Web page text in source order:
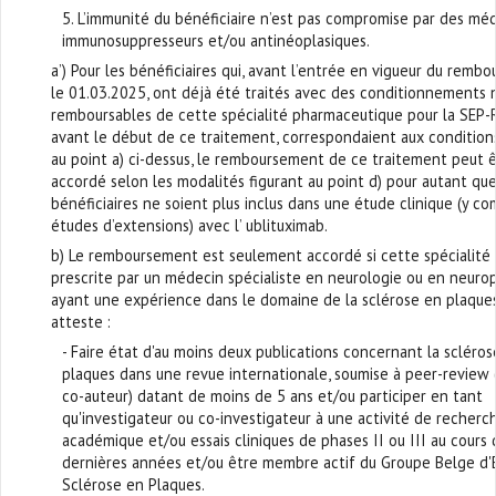
5. L’immunité du bénéficiaire n’est pas compromise par des
immunosuppresseurs et/ou antinéoplasiques.
a’) Pour les bénéficiaires qui, avant l’entrée en vigueur du
le 01.03.2025, ont déjà été traités avec des conditionnements
remboursables de cette spécialité pharmaceutique pour la SEP-
avant le début de ce traitement, correspondaient aux
au point a) ci-dessus, le remboursement de ce traitement peut
accordé selon les modalités figurant au point d) pour autant
bénéficiaires ne soient plus inclus dans une étude clinique (y
études d’extensions) avec l’ ublituximab.
b) Le remboursement est seulement accordé si cette spécialité
prescrite par un médecin spécialiste en neurologie ou en
ayant une expérience dans le domaine de la sclérose en
atteste :
- Faire état d'au moins deux publications concernant la
plaques dans une revue internationale, soumise à peer-review
co-auteur) datant de moins de 5 ans et/ou participer en tant
qu'investigateur ou co-investigateur à une activité de
académique et/ou essais cliniques de phases II ou III au cours
dernières années et/ou être membre actif du Groupe Belge
Sclérose en Plaques.